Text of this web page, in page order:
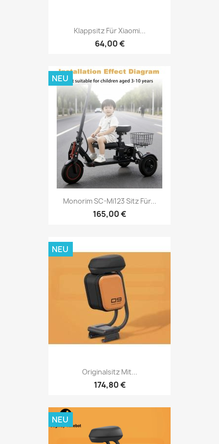
Klappsitz Für Xiaomi...
64,00 €
Monorim SC-Mi123 Sitz Für...
165,00 €
NEU
Originalsitz Mit...
174,80 €
NEU
NEU